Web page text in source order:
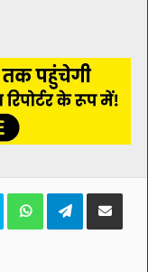
Skype WhatsAppTelegramShare via